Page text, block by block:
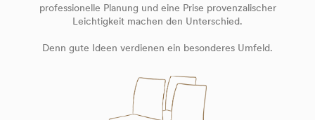
professionelle Planung und eine Prise provenzalischer
Leichtigkeit machen den Unterschied.
Denn gute Ideen verdienen ein besonderes Umfeld.